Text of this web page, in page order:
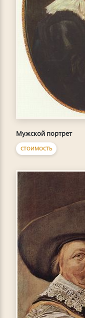
Мужской портрет
СТОИМОСТЬ